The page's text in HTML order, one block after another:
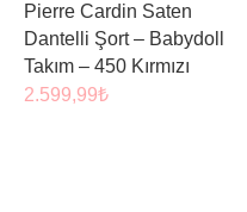
Pierre Cardin Saten
Dantelli Şort – Babydoll
Takım – 450 Kırmızı
2.599,99₺